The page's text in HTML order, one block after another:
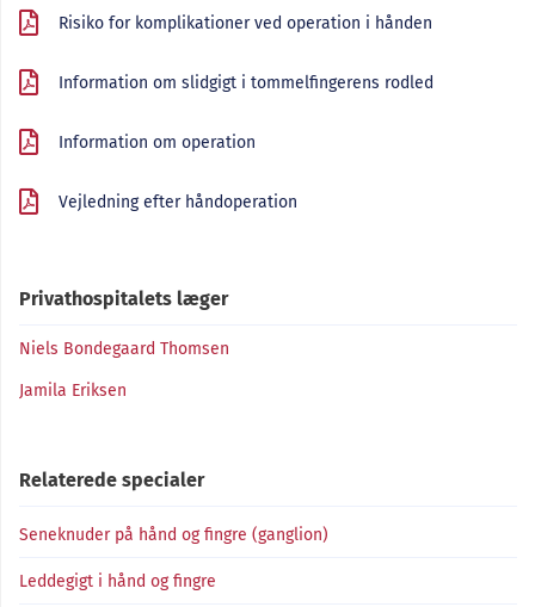
Risiko for komplikationer ved operation i hånden
Information om slidgigt i tommelfingerens rodled
Information om operation
Vejledning efter håndoperation
Privathospitalets læger
Niels Bondegaard Thomsen
Jamila Eriksen
Relaterede specialer
Seneknuder på hånd og fingre (ganglion)
Leddegigt i hånd og fingre